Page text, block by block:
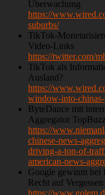
Überwachung
https://
suburbs/
TikTok-
Video-Links
https://twitter.com/
TikTok als
Ausland?
https://
window-into-
ByteDance mit
Aggregator TopBuzz
https://
chinese-news-
driving-a-ton-of-
american-news-
Google gewinnt bei
Recht auf Vergessen